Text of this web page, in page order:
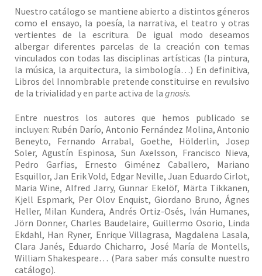
Nuestro catálogo se mantiene abierto a distintos géneros
como el ensayo, la poesía, la narrativa, el teatro y otras
vertientes de la escritura. De igual modo deseamos
albergar diferentes parcelas de la creación con temas
vinculados con todas las disciplinas artísticas (la pintura,
la música, la arquitectura, la simbología…) En definitiva,
Libros del Innombrable pretende constituirse en revulsivo
de la trivialidad y en parte activa de la gnosis.
Entre nuestros los autores que hemos publicado se
incluyen: Rubén Darío, Antonio Fernández Molina, Antonio
Beneyto, Fernando Arrabal, Goethe, Hölderlin, Josep
Soler, Agustín Espinosa, Sun Axelsson, Francisco Nieva,
Pedro Garfias, Ernesto Giménez Caballero, Mariano
Esquillor, Jan Erik Vold, Edgar Neville, Juan Eduardo Cirlot,
Maria Wine, Alfred Jarry, Gunnar Ekelöf, Märta Tikkanen,
Kjell Espmark, Per Olov Enquist, Giordano Bruno, Ágnes
Heller, Milan Kundera, Andrés Ortiz-Osés, Iván Humanes,
Jörn Donner, Charles Baudelaire, Guillermo Osorio, Linda
Ekdahl, Han Ryner, Enrique Villagrasa, Magdalena Lasala,
Clara Janés, Eduardo Chicharro, José María de Montells,
William Shakespeare… (Para saber más consulte nuestro
catálogo).